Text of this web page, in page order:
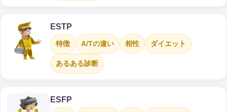
ESTP
特徴 A/Tの違い 相性 ダイエット
あるある診断
ESFP